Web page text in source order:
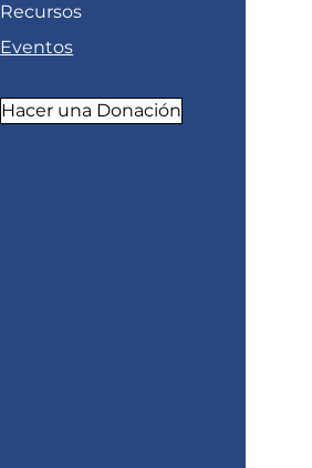
Recursos
Eventos
Hacer una Donación